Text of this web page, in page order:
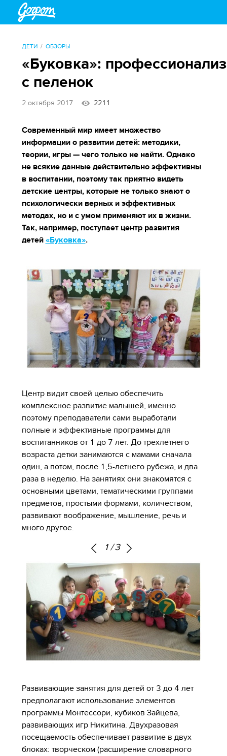
ДЕТИ ОБЗОРЫ
«Буковка»:
с пеленок
2 октября 2017 2211
Современный мир имеет множество
информации о развитии детей: методики,
теории, игры — чего только не найти. Однако
не всякие данные действительно эффективны
в воспитании, поэтому так приятно видеть
детские центры, которые не только знают о
психологически верных и эффективных
методах, но и с умом применяют их в жизни.
Так, например, поступает центр развития
детей «Буковка».
Центр видит своей целью обеспечить
комплексное развитие малышей, именно
поэтому преподаватели сами выработали
полные и эффективные программы для
воспитанников от 1 до 7 лет. До трехлетнего
возраста детки занимаются с мамами сначала
один, а потом, после 1,5-летнего рубежа, и два
раза в неделю. На занятиях они знакомятся с
основными цветами, тематическими группами
предметов, простыми формами, количеством,
развивают воображение, мышление, речь и
много другое.
1/3
Развивающие занятия для детей от 3 до 4 лет
предполагают использование элементов
программы Монтессори, кубиков Зайцева,
развивающих игр Никитина. Двухразовая
посещаемость обеспечивает развитие в двух
блоках: творческом (расширение словарного